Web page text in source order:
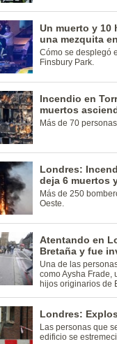
Un muerto y 10
una mezquita
Cómo se desplegó
Finsbury Park.
Incendio en
muertos
Más de 70
Londres:
deja 6 muertos
Más de 250
Oeste.
Atentando en
Bretaña y fue
Una de las
como Aysha Frade,
hijos originarios de
Londres:
Las personas que
edificio se